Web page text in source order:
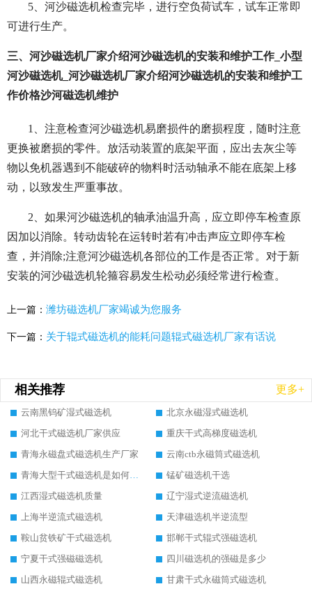
5、河沙磁选机检查完毕，进行空负荷试车，试车正常即
可进行生产。
三、河沙磁选机厂家介绍河沙磁选机的安装和维护工作_小型
河沙磁选机_河沙磁选机厂家介绍河沙磁选机的安装和维护工
作价格沙河磁选机维护
1、注意检查河沙磁选机易磨损件的磨损程度，随时注意
更换被磨损的零件。放活动装置的底架平面，应出去灰尘等
物以免机器遇到不能破碎的物料时活动轴承不能在底架上移
动，以致发生严重事故。
2、如果河沙磁选机的轴承油温升高，应立即停车检查原
因加以消除。转动齿轮在运转时若有冲击声应立即停车检
查，并消除;注意河沙磁选机各部位的工作是否正常。对于新
安装的河沙磁选机轮箍容易发生松动必须经常进行检查。
上一篇： 潍坊磁选机厂家竭诚为您服务
下一篇： 关于辊式磁选机的能耗问题辊式磁选机厂家有话说
相关推荐 更多+
云南黑钨矿湿式磁选机
北京永磁湿式磁选机
河北干式磁选机厂家供应
重庆干式高梯度磁选机
青海永磁盘式磁选机生产厂家
云南ctb永磁筒式磁选机
青海大型干式磁选机是如何选矿的
锰矿磁选机干选
江西湿式磁选机质量
辽宁湿式逆流磁选机
上海半逆流式磁选机
天津磁选机半逆流型
鞍山贫铁矿干式磁选机
邯郸干式辊式强磁选机
宁夏干式强磁磁选机
四川磁选机的强磁是多少
山西永磁辊式磁选机
甘肃干式永磁筒式磁选机